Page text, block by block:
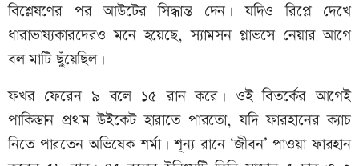
বিশ্লেষণের পর আউটের সিদ্ধান্ত দেন। যদিও রিপ্লে দেখে
ধারাভাষ্যকারদেরও মনে হয়েছে, স্যামসন গ্লাভসে নেয়ার আগে
বল মাটি ছুঁয়েছিল।
ফখর ফেরেন ৯ বলে ১৫ রান করে। ওই বিতর্কের আগেই
পাকিস্তান প্রথম উইকেট হারাতে পারতো, যদি ফারহানের ক্যাচ
নিতে পারতেন অভিষেক শর্মা। শূন্য রানে ‘জীবন’ পাওয়া ফারহান